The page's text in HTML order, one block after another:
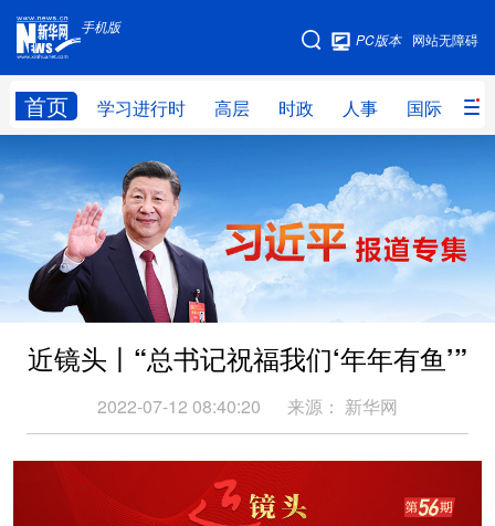
手机版
网站无障碍
PC版本
首页 学习进行时 高层 时政 人事 国际 财
手机版
网站地图
学习进行时 高层 人事
国际 财经 网评 港澳
台湾 思客智库 全球连线 教育
科技 科创 量子
文化 书画 健康 军事
视频 图片
食品 信息化
近镜头丨“总书记祝福我们‘年年有鱼’”
2022-07-12 08:40:20 来源： 新华网